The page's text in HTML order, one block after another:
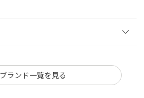
ブランド一覧を見る